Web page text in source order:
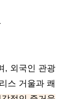
, 외국인 관광
스 거울과 쾌